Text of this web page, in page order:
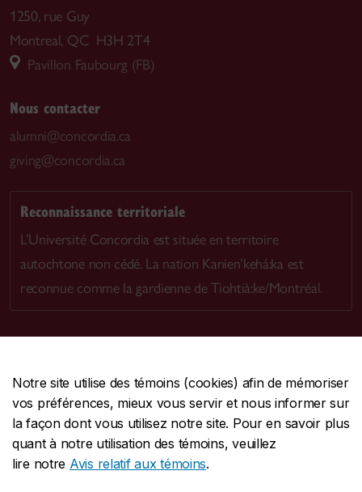
Notre site utilise des témoins (cookies) afin de mémoriser
vos préférences, mieux vous servir et nous informer sur
la façon dont vous utilisez notre site. Pour en savoir plus
quant à notre utilisation des témoins, veuillez
lire notre Avis relatif aux témoins.
1250, rue Guy
Montreal, QC H3H 2T4
Pavillon Faubourg (FB)
Nous contacter
alumni@concordia.ca
giving@concordia.ca
Reconnaissance territoriale
L’Université Concordia est située en territoire
autochtone non cédé. La nation Kanien’kehá:ka est
reconnue comme la gardienne de Tiohtià:ke/Montréal.
CENTRALE514-848-2424
URGENCE514-848-3717
Protection et prévention | Accessibilité | Confidentialité
Conditions d'utilisation | Gérer les témoins